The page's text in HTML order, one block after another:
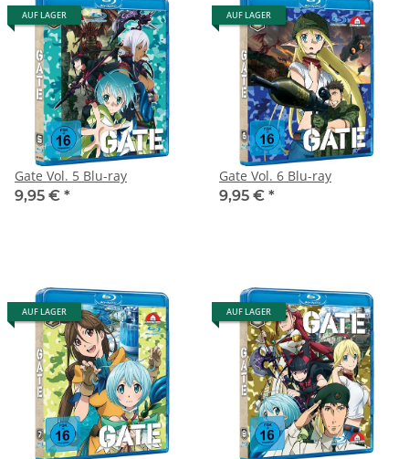
AUF LAGER
Gate Vol. 5 Blu-ray
9,95 € *
AUF LAGER
Gate Vol. 6 Blu-ray
9,95 € *
AUF LAGER AUF LAGER